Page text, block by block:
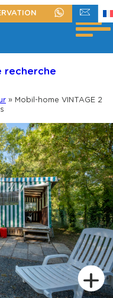
+33 (0)2 51 30 23 63
ÉCRIVEZ-
» Mobil-home VINTAGE 2
+